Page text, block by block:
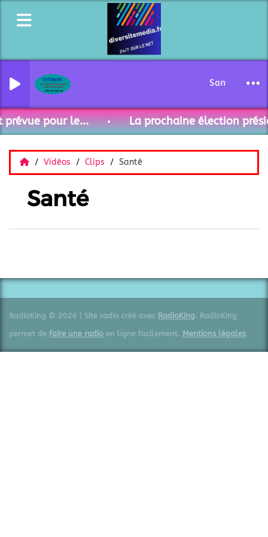
Santé- 41-26
pour le... La prochaine élection
Vidéos Clips Santé
Santé
RadioKing © 2026 | Site radio créé avec RadioKing. RadioKing
permet de faire une radio en ligne facilement. Mentions légales